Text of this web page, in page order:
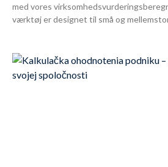
med vores
værktøj er designet til små og